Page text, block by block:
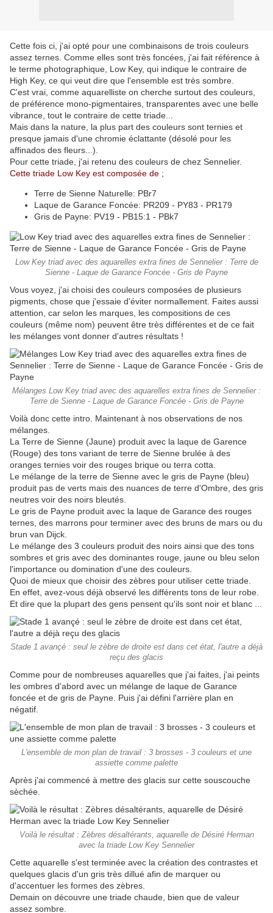
Cette fois ci, j'ai opté pour une combinaisons de trois couleurs
assez ternes. Comme elles sont très foncées, j'ai fait référence à
le terme photographique, Low Key, qui indique le contraire de
High Key, ce qui veut dire que l'ensemble est très sombre.
C'est vrai, comme aquarelliste on cherche surtout des couleurs,
de préférence mono-pigmentaires, transparentes avec une belle
vibrance, tout le contraire de cette triade...
Mais dans la nature, la plus part des couleurs sont ternies et
presque jamais d'une chromie éclattante (désolé pour les
affinados des fleurs...).
Pour cette triade, j'ai retenu des couleurs de chez Sennelier.
Cette triade Low Key est composée de ;
Terre de Sienne Naturelle: PBr7
Laque de Garance Foncée: PR209 - PY83 - PR179
Gris de Payne: PV19 - PB15:1 - PBk7
Low Key triad avec des aquarelles extra fines de Sennelier : Terre de
Sienne - Laque de Garance Foncée - Gris de Payne
Vous voyez, j'ai choisi des couleurs composées de plusieurs
pigments, chose que j'essaie d'éviter normallement. Faites aussi
attention, car selon les marques, les compositions de ces
couleurs (même nom) peuvent être très différentes et de ce fait
les mélanges vont donner d'autres résultats !
Mélanges Low Key triad avec des aquarelles extra fines de Sennelier :
Terre de Sienne - Laque de Garance Foncée - Gris de Payne
Voilà donc cette intro. Maintenant à nos observations de nos
mélanges.
La Terre de Sienne (Jaune) produit avec la laque de Garence
(Rouge) des tons variant de terre de Sienne brulée à des
oranges ternies voir des rouges brique ou terra cotta.
Le mélange de la terre de Sienne avec le gris de Payne (bleu)
produit pas de verts mais des nuances de terre d'Ombre, des gris
neutres voir des noirs bleutés.
Le gris de Payne produit avec la laque de Garance des rouges
ternes, des marrons pour terminer avec des bruns de mars ou du
brun van Dijck.
Le mélange des 3 couleurs produit des noirs ainsi que des tons
sombres et gris avec des dominantes rouge, jaune ou bleu selon
l'importance ou domination d'une des couleurs.
Quoi de mieux que choisir des zèbres pour utiliser cette triade.
En effet, avez-vous déjà observé les différents tons de leur robe.
Et dire que la plupart des gens pensent qu'ils sont noir et blanc ...
Stade 1 avançé : seul le zèbre de droite est dans cet état, l'autre a déjà
reçu des glacis
Comme pour de nombreuses aquarelles que j'ai faites, j'ai peints
les ombres d'abord avec un mélange de laque de Garance
foncée et de gris de Payne. Puis j'ai défini l'arrière plan en
négatif.
L'ensemble de mon plan de travail : 3 brosses - 3 couleurs et une
assiette comme palette
Après j'ai commencé à mettre des glacis sur cette souscouche
sèchée.
Voilà le résultat : Zèbres désaltérants, aquarelle de Désiré Herman
avec la triade Low Key Sennelier
Cette aquarelle s'est terminée avec la création des contrastes et
quelques glacis d'un gris très dillué afin de marquer ou
d'accentuer les formes des zèbres.
Demain on découvre une triade chaude, bien que de valeur
assez sombre.